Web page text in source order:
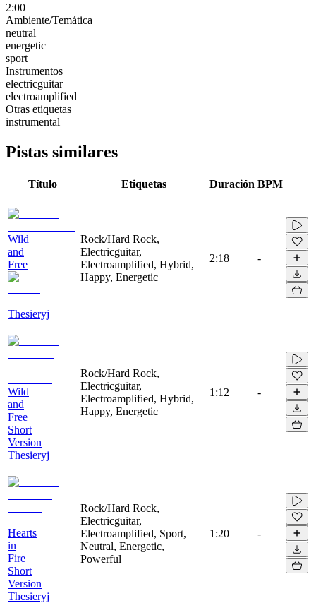
2:00
Ambiente/Temática
neutral
energetic
sport
Instrumentos
electricguitar
electroamplified
Otras etiquetas
instrumental
Pistas similares
Título Etiquetas Duración BPM
Wild
and
Free
Thesieryj
Rock/Hard Rock,
Electricguitar,
Electroamplified, Hybrid,
Happy, Energetic
2:18 -
Wild
and
Free
Short
Version
Thesieryj
Rock/Hard Rock,
Electricguitar,
Electroamplified, Hybrid,
Happy, Energetic
1:12 -
Hearts
in
Fire
Short
Version
Thesieryj
Rock/Hard Rock,
Electricguitar,
Electroamplified, Sport,
Neutral, Energetic,
Powerful
1:20 -